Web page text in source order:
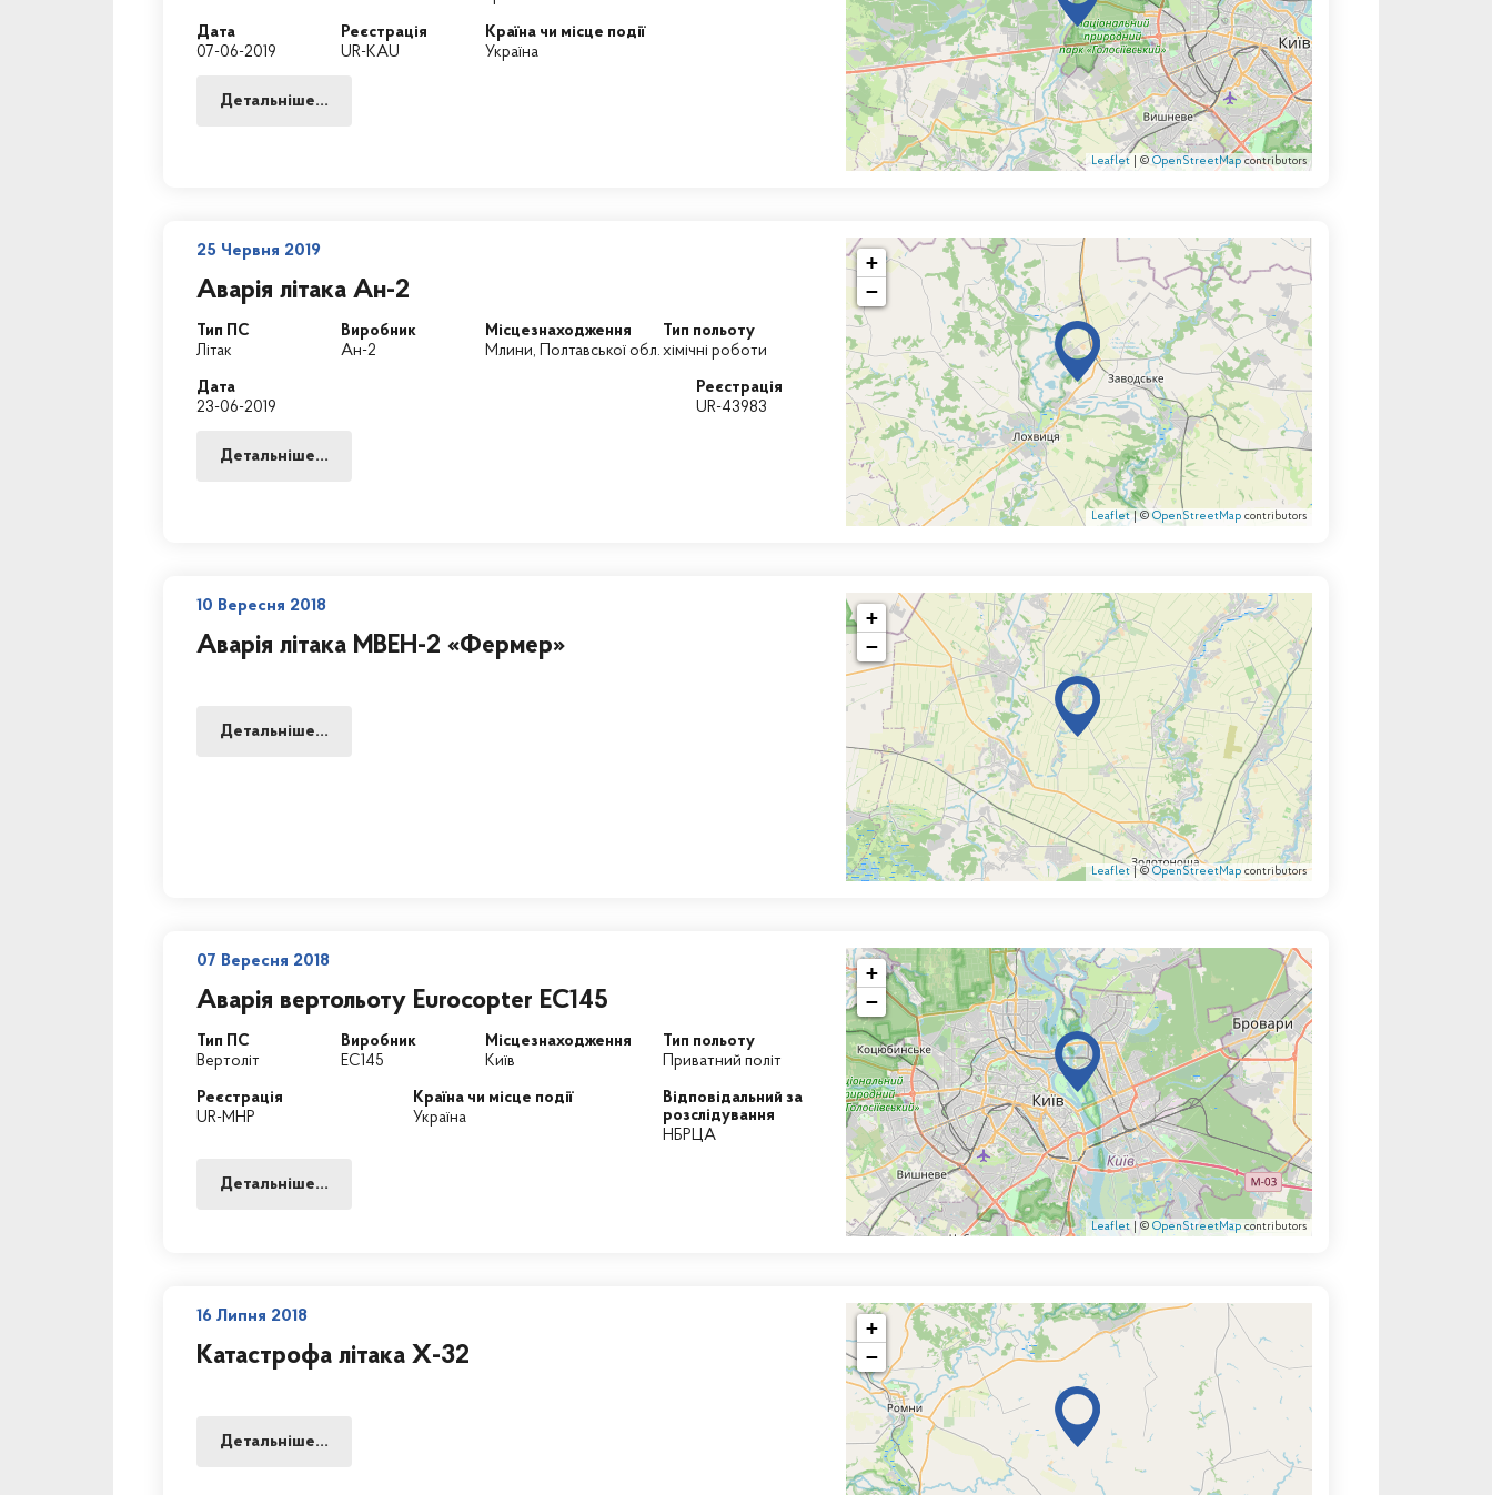
Дата
07-06-2019
Реєстрація
UR-KAU
Країна чи місце події
Україна
Детальніше...
Leaflet | © OpenStreetMap contributors
25 Червня 2019
Аварія літака Ан-2
Тип ПС
Літак
Виробник
Ан-2
Місцезнаходження
Млини, Полтавської обл.
Тип польоту
хімічні роботи
Дата
23-06-2019
Реєстрація
UR-43983
Детальніше...
+
−
Leaflet| © OpenStreetMap contributors
10 Вересня 2018
Аварія літака МВЕН-2 «Фермер»
Детальніше...
+
−
Leaflet | © OpenStreetMap contributors
07 Вересня 2018
Аварія вертольоту Eurocopter EC145
Тип ПС
Вертоліт
Виробник
EC145
Місцезнаходження
Київ
Тип польоту
Приватний політ
Реєстрація
UR-MHP
Країна чи місце події
Україна
Відповідальний за
розслідування
НБРЦА
Детальніше...
+
−
Leaflet | © OpenStreetMap contributors
16 Липня 2018
Катастрофа літака Х-32
Детальніше...
+
−